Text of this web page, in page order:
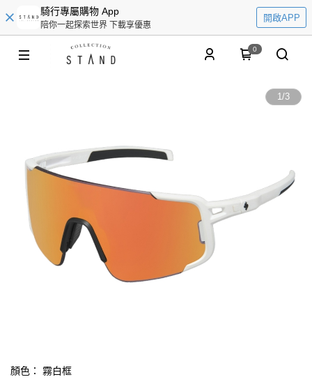
騎行專屬購物 App
陪你一起探索世界 下載享優惠
開啟APP
0
1/3
顏色： 霧白框